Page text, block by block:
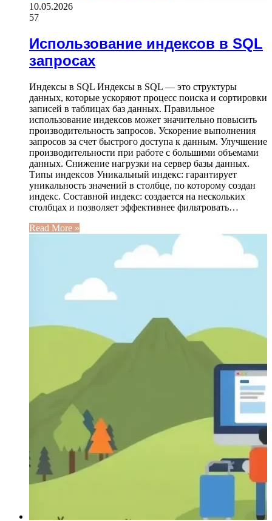
10.05.2026
57
Использование индексов в SQL
запросах
Индексы в SQL Индексы в SQL — это структуры
данных, которые ускоряют процесс поиска и сортировки
записей в таблицах баз данных. Правильное
использование индексов может значительно повысить
производительность запросов. Ускорение выполнения
запросов за счет быстрого доступа к данным. Улучшение
производительности при работе с большими объемами
данных. Снижение нагрузки на сервер базы данных.
Типы индексов Уникальный индекс: гарантирует
уникальность значений в столбце, по которому создан
индекс. Составной индекс: создается на нескольких
столбцах и позволяет эффективнее фильтровать…
Read More »